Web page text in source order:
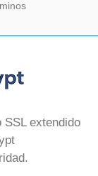
extendido